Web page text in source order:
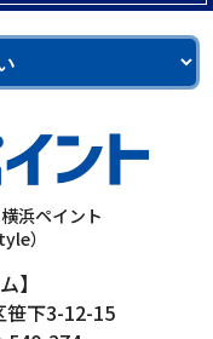
浜ペイント
）
】
下3-12-15